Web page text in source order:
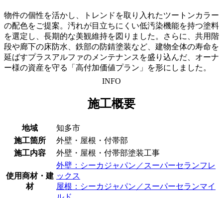
物件の個性を活かし、トレンドを取り入れたツートンカラー
の配色をご提案。汚れが目立ちにくい低汚染機能を持つ塗料
を選定し、長期的な美観維持を図りました。さらに、共用階
段や廊下の床防水、鉄部の防錆塗装など、建物全体の寿命を
延ばすプラスアルファのメンテナンスを盛り込んだ、オーナ
ー様の資産を守る「高付加価値プラン」を形にしました。
INFO
施工概要
地域
知多市
施工箇所
外壁・屋根・付帯部
施工内容
外壁・屋根・付帯部塗装工事
使用商材・建
材
外壁：シーカジャパン／スーパーセランフレ
ックス
屋根：シーカジャパン／スーパーセランマイ